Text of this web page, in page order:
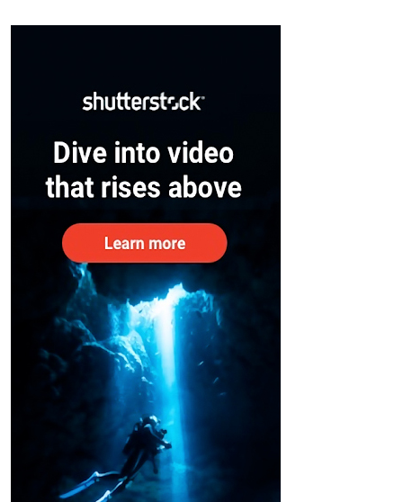
– കേന്ദ്രം